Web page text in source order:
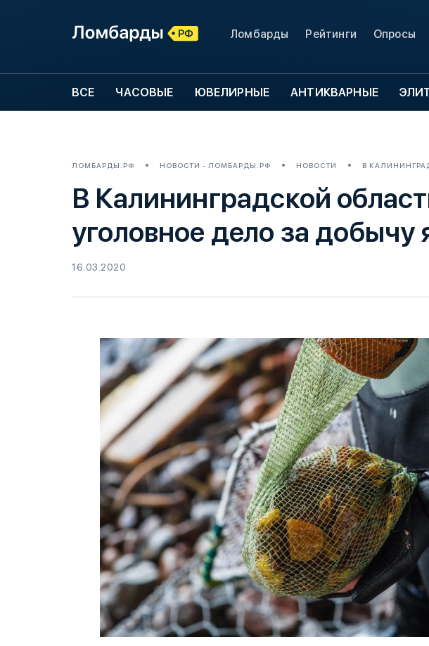
Ломбарды Рейтинги Опросы
ВСЕ ЧАСОВЫЕ ЮВЕЛИРНЫЕ АНТИКВАРНЫЕ
ЛОМБАРДЫ.РФ НОВОСТИ - ЛОМБАРДЫ.РФ НОВОСТИ В
В Калининградской
уголовное дело за добычу
16.03.2020